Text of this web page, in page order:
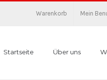
Warenkorb Mein
Startseite Über uns